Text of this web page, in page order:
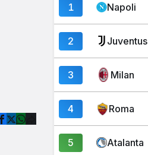
1 Napoli
2 Juventus
3 Milan
4 Roma
5 Atalanta